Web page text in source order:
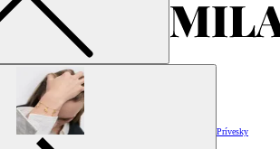
Prívesky